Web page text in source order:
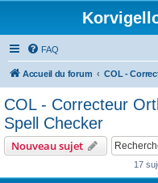
FAQ
Accueil du forum
COL - Correcteur
Spell Checker
Nouveau sujet
17